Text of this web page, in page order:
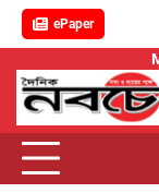
ePaper
content